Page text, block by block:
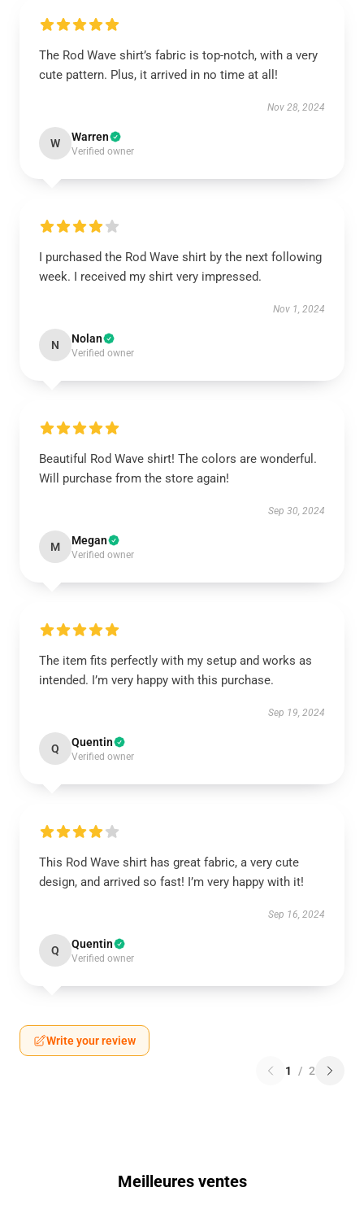
The Rod Wave shirt’s fabric is top-notch, with a very
cute pattern. Plus, it arrived in no time at all!
Nov 28, 2024
W Warren
Verified owner
I purchased the Rod Wave shirt by the next following
week. I received my shirt very impressed.
Nov 1, 2024
N Nolan
Verified owner
Beautiful Rod Wave shirt! The colors are wonderful.
Will purchase from the store again!
Sep 30, 2024
M Megan
Verified owner
The item fits perfectly with my setup and works as
intended. I’m very happy with this purchase.
Sep 19, 2024
Q Quentin
Verified owner
This Rod Wave shirt has great fabric, a very cute
design, and arrived so fast! I’m very happy with it!
Sep 16, 2024
Q Quentin
Verified owner
Write your review
1 / 2
Meilleures ventes